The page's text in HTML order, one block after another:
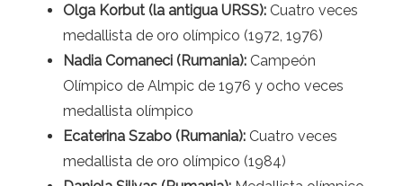
Olga Korbut (la antigua URSS): Cuatro veces
medallista de oro olímpico (1972, 1976)
Nadia Comaneci (Rumania): Campeón
Olímpico de Almpic de 1976 y ocho veces
medallista olímpico
Ecaterina Szabo (Rumania): Cuatro veces
medallista de oro olímpico (1984)